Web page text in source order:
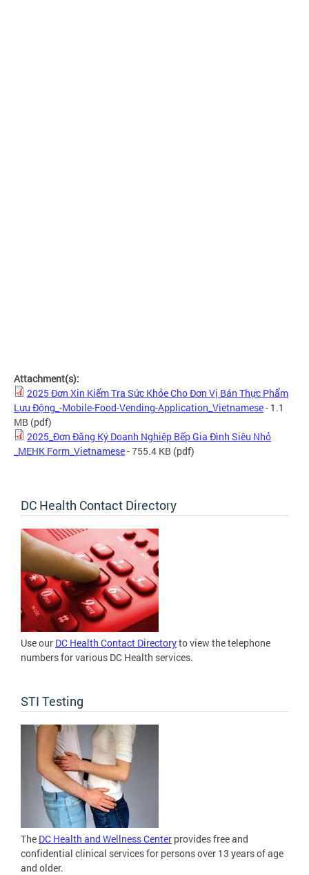
Attachment(s):
2025 Đơn Xin Kiểm Tra Sức Khỏe Cho Đơn Vị Bán Thực Phẩm
Lưu Động_-Mobile-Food-Vending-Application_Vietnamese- 1.1
MB (pdf)
2025_Đơn Đăng Ký Doanh Nghiệp Bếp Gia Đình Siêu Nhỏ
_MEHK Form_Vietnamese- 755.4 KB (pdf)
DC Health Contact Directory
Use our DC Health Contact Directoryto view the telephone
numbers for various DC Health services.
STI Testing
The DC Health and Wellness Center provides free and
confidential clinical services for persons over 13 years of age
and older.